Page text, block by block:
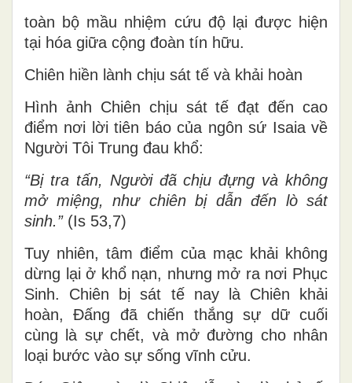
toàn bộ mầu nhiệm cứu độ lại được hiện
tại hóa giữa cộng đoàn tín hữu.
Chiên hiền lành chịu sát tế và khải hoàn
Hình ảnh Chiên chịu sát tế đạt đến cao
điểm nơi lời tiên báo của ngôn sứ Isaia về
Người Tôi Trung đau khổ:
“Bị tra tấn, Người đã chịu đựng và không
mở miệng, như chiên bị dẫn đến lò sát
sinh.”(Is 53,7)
Tuy nhiên, tâm điểm của mạc khải không
dừng lại ở khổ nạn, nhưng mở ra nơi Phục
Sinh. Chiên bị sát tế nay là Chiên khải
hoàn, Đấng đã chiến thắng sự dữ cuối
cùng là sự chết, và mở đường cho nhân
loại bước vào sự sống vĩnh cửu.